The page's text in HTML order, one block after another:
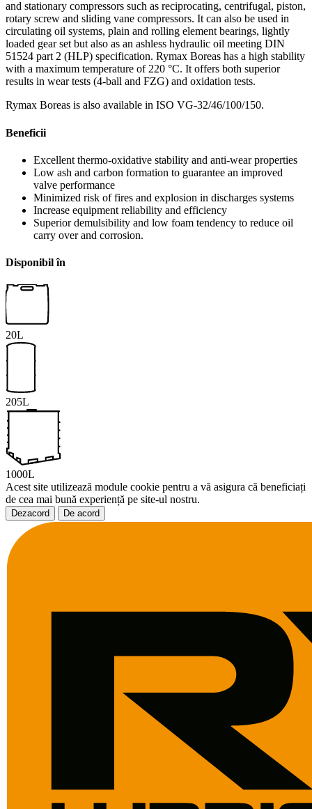
and stationary compressors such as reciprocating, centrifugal, piston,
rotary screw and sliding vane compressors. It can also be used in
circulating oil systems, plain and rolling element bearings, lightly
loaded gear set but also as an ashless hydraulic oil meeting DIN
51524 part 2 (HLP) specification. Rymax Boreas has a high stability
with a maximum temperature of 220 °C. It offers both superior
results in wear tests (4-ball and FZG) and oxidation tests.
Rymax Boreas is also available in ISO VG-32/46/100/150.
Beneficii
Excellent thermo-oxidative stability and anti-wear properties
Low ash and carbon formation to guarantee an improved
valve performance
Minimized risk of fires and explosion in discharges systems
Increase equipment reliability and efficiency
Superior demulsibility and low foam tendency to reduce oil
carry over and corrosion.
Disponibil în
20L
205L
1000L
Acest site utilizează module cookie pentru a vă asigura că beneficiați
de cea mai bună experiență pe site-ul nostru.
Dezacord De acord